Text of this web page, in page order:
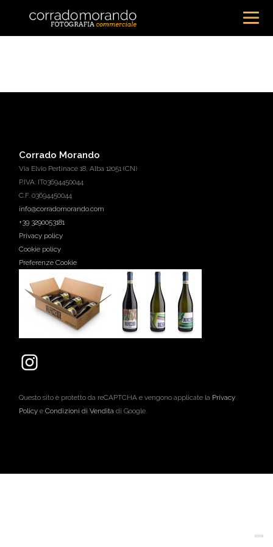
Corrado Morando
Via Elvio Pertinace 18, Alba 12051 (CN)
P.IVA: IT03694450044
C.F. 03694450044
info@corradomorando.com
+39 3290053181
Privacy policy
Cookie policy
Preferenze Cookie
Questo sito è protetto da reCAPTCHA e vengono applicate la Privacy
Policy eCondizioni di Vendita di Google.